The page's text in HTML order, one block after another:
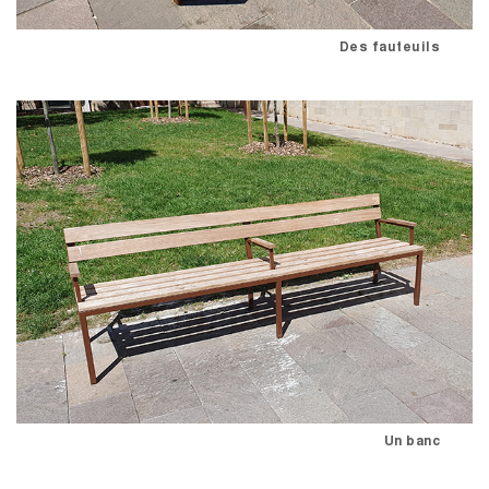
Des fauteuils
Un banc